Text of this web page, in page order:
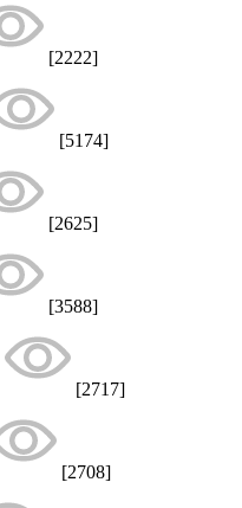
[2222]
[5174]
[2625]
[3588]
[2717]
[2708]